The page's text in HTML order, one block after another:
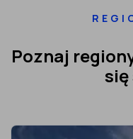
Poznaj
się